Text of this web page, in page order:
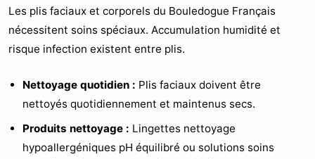
Les plis faciaux et corporels du Bouledogue Français
nécessitent soins spéciaux. Accumulation humidité et
risque infection existent entre plis.
Nettoyage quotidien : Plis faciaux doivent être
nettoyés quotidiennement et maintenus secs.
Produits nettoyage : Lingettes nettoyage
hypoallergéniques pH équilibré ou solutions soins